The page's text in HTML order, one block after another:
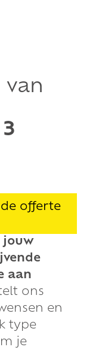
van
3
offerte
jouw
aan
ons
en
type
je